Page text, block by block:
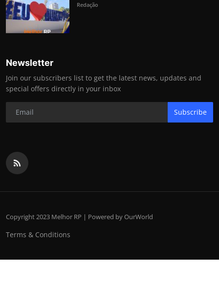
Redação
Newsletter
Join our subscribers list to get the latest news, updates and
special offers directly in your inbox
Subscribe
Copyright 2023 Melhor RP | Powered by OurWorld
Terms & Conditions